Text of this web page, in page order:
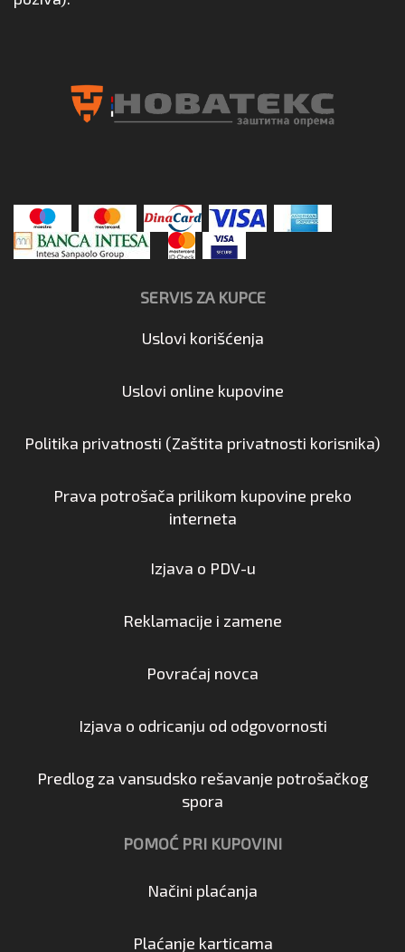
SERVIS ZA KUPCE
Uslovi korišćenja
Uslovi online kupovine
Politika privatnosti (Zaštita privatnosti korisnika)
Prava potrošača prilikom kupovine preko
interneta
Izjava o PDV-u
Reklamacije i zamene
Povraćaj novca
Izjava o odricanju od odgovornosti
Predlog za vansudsko rešavanje potrošačkog
spora
POMOĆ PRI KUPOVINI
Načini plaćanja
Plaćanje karticama